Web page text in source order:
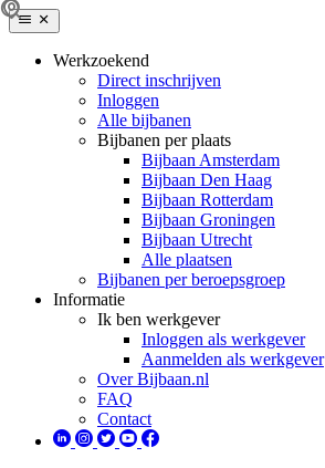
Werkzoekend
Direct inschrijven
Inloggen
Alle bijbanen
Bijbanen per plaats
Bijbaan Amsterdam
Bijbaan Den Haag
Bijbaan Rotterdam
Bijbaan Groningen
Bijbaan Utrecht
Alle plaatsen
Bijbanen per beroepsgroep
Informatie
Ik ben werkgever
Inloggen als werkgever
Aanmelden als werkgever
Over Bijbaan.nl
FAQ
Contact